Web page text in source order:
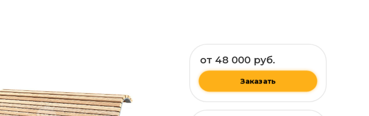
от 48 000 руб.
Заказать